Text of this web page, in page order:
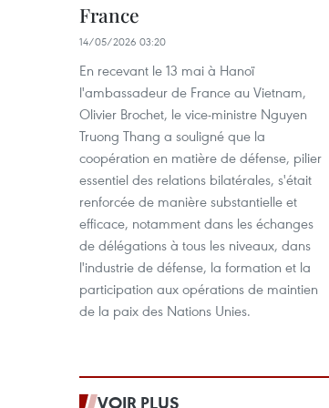
France
14/05/2026 03:20
En recevant le 13 mai à Hanoï
l'ambassadeur de France au Vietnam,
Olivier Brochet, le vice-ministre Nguyen
Truong Thang a souligné que la
coopération en matière de défense, pilier
essentiel des relations bilatérales, s'était
renforcée de manière substantielle et
efficace, notamment dans les échanges
de délégations à tous les niveaux, dans
l'industrie de défense, la formation et la
participation aux opérations de maintien
de la paix des Nations Unies.
VOIR PLUS